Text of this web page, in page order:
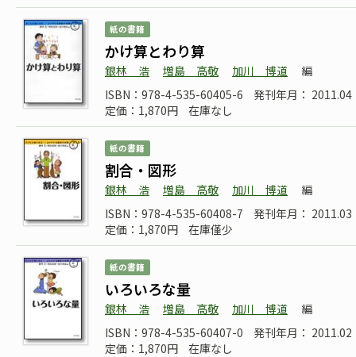
紙の書籍
かけ算とわり算
銀林 浩 増島 高敬 加川 博道
編
ISBN：978-4-535-60405-6
発刊年月： 2011.04
定価：1,870円
在庫なし
紙の書籍
割合・図形
銀林 浩 増島 高敬 加川 博道
編
ISBN：978-4-535-60408-7
発刊年月： 2011.03
定価：1,870円
在庫僅少
紙の書籍
いろいろな量
銀林 浩 増島 高敬 加川 博道
編
ISBN：978-4-535-60407-0
発刊年月： 2011.02
定価：1,870円
在庫なし